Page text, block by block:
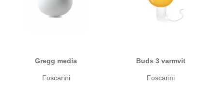
Gregg media
Foscarini
Buds 3 varmvit
Foscarini